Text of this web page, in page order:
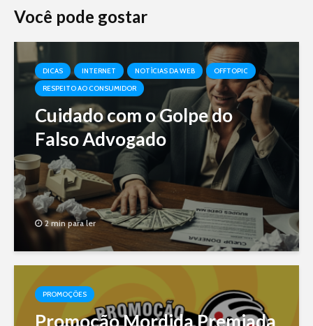
Você pode gostar
DICAS INTERNET NOTÍCIAS DA WEB
OFFTOPIC
RESPEITO AO CONSUMIDOR
Cuidado com o Golpe do
Falso Advogado
2 min para ler
PROMOÇÕES
Promoção Mordida Premiada